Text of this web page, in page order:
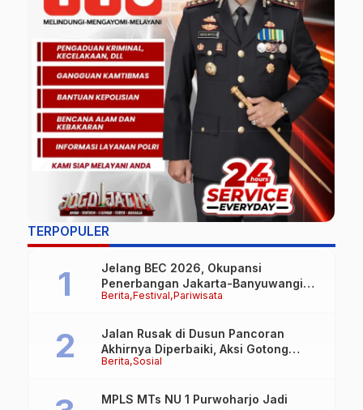
TERPOPULER
Berita Festival Pariwisata
Jelang BEC 2026, Okupansi
Penerbangan Jakarta-Banyuwangi
Tembus 90 Persen
Berita Sosial
Jalan Rusak di Dusun Pancoran
Akhirnya Diperbaiki, Aksi Gotong
Royong FRB dan Laskar Bali Shanti Jet
MPLS MTs NU 1 Purwoharjo Jadi